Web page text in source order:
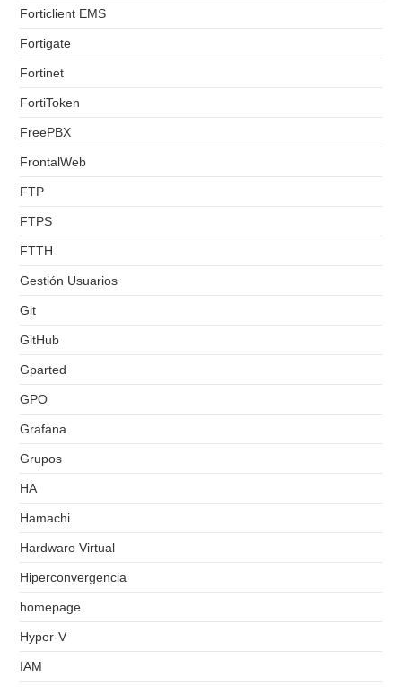
Forticlient EMS
Fortigate
Fortinet
FortiToken
FreePBX
FrontalWeb
FTP
FTPS
FTTH
Gestión Usuarios
Git
GitHub
Gparted
GPO
Grafana
Grupos
HA
Hamachi
Hardware Virtual
Hiperconvergencia
homepage
Hyper-V
IAM